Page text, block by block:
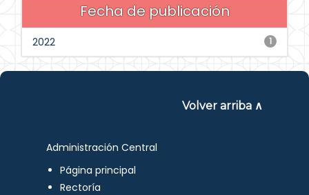
Fecha de publicación
1
2022
Volver arriba ∧
Administración Central
Página principal
Rectoría